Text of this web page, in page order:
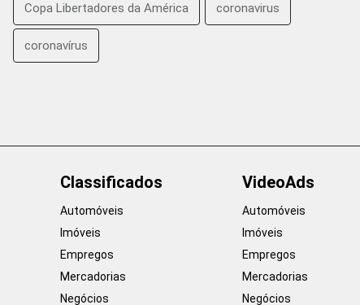
Copa Libertadores da América coronavirus
coronavírus
Classificados
Automóveis
Imóveis
Empregos
Mercadorias
Negócios
VideoAds
Automóveis
Imóveis
Empregos
Mercadorias
Negócios